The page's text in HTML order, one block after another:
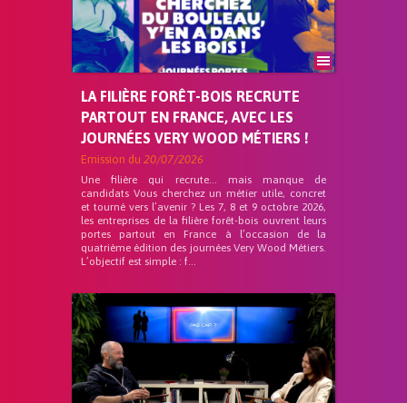
LA FILIÈRE FORÊT-BOIS RECRUTE
PARTOUT EN FRANCE, AVEC LES
JOURNÉES VERY WOOD MÉTIERS !
Emission du 20/07/2026
Une filière qui recrute… mais manque de
candidats Vous cherchez un métier utile, concret
et tourné vers l’avenir ? Les 7, 8 et 9 octobre 2026,
les entreprises de la filière forêt-bois ouvrent leurs
portes partout en France à l’occasion de la
quatrième édition des journées Very Wood Métiers.
L’objectif est simple : f...